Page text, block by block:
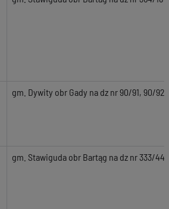
gm. Dywity obr Gady na dz nr 90/91, 90/
gm. Stawiguda obr Bartąg na dz nr 333/44,